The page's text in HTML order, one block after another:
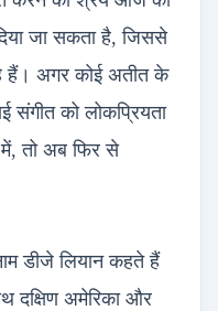
जा सकता है, जिससे
हैं। अगर कोई अतीत के
संगीत को लोकप्रियता
तो अब फिर से
डीजे लियान कहते हैं
दक्षिण अमेरिका और